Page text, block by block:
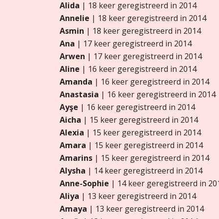
Alida | 18 keer geregistreerd in 2014
Annelie | 18 keer geregistreerd in 2014
Asmin | 18 keer geregistreerd in 2014
Ana | 17 keer geregistreerd in 2014
Arwen | 17 keer geregistreerd in 2014
Aline | 16 keer geregistreerd in 2014
Amanda | 16 keer geregistreerd in 2014
Anastasia | 16 keer geregistreerd in 2014
Ayşe | 16 keer geregistreerd in 2014
Aicha | 15 keer geregistreerd in 2014
Alexia | 15 keer geregistreerd in 2014
Amara | 15 keer geregistreerd in 2014
Amarins | 15 keer geregistreerd in 2014
Alysha | 14 keer geregistreerd in 2014
Anne-Sophie | 14 keer geregistreerd in
Aliya | 13 keer geregistreerd in 2014
Amaya | 13 keer geregistreerd in 2014